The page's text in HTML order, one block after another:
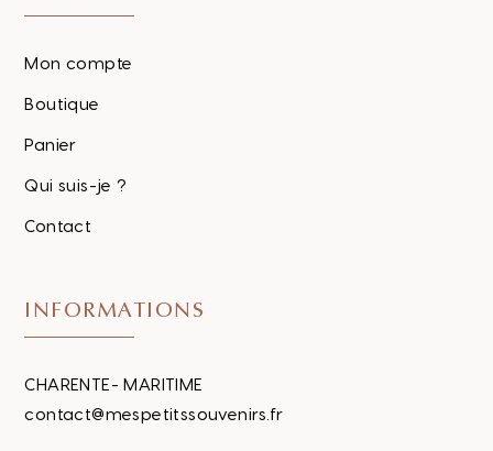
Mon compte
Boutique
Panier
Qui suis-je ?
Contact
INFORMATIONS
CHARENTE- MARITIME
contact@mespetitssouvenirs.fr